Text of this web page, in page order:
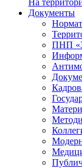
На
Документы
ПНП